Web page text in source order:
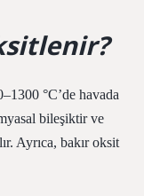
°C’de havada
bileşiktir ve
Ayrıca, bakır oksit